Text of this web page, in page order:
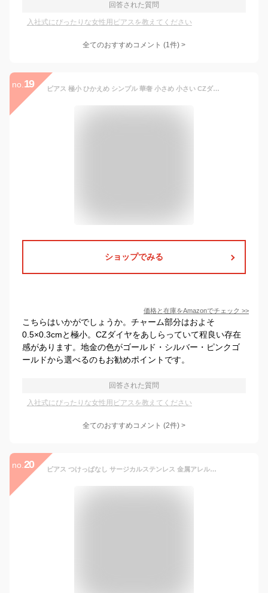
回答された質問
入社式にぴったりな女性用ピアスを教えてください
全てのおすすめコメント (1件) >
no. 19 ピアス 極小 ひかえめ シンプル 華奢 小さめ 小さい CZダイヤ シルバー925 Silver925 金属アレルギー対応 プレゼン (ピンクゴールド)
ショップでみる
価格と在庫をAmazonでチェック >>
こちらはいかがでしょうか。チャーム部分はおよそ
0.5×0.3cmと極小。CZダイヤをあしらっていて程良い存在
感があります。地金の色がゴールド・シルバー・ピンクゴ
ールドから選べるのもお勧めポイントです。
回答された質問
入社式にぴったりな女性用ピアスを教えてください
全てのおすすめコメント (2件) >
no. 20 ピアス つけっぱなし サージカルステンレス 金属アレルギー 2mm 極小 キュービックジルコニア 医療用ステンレス 小さい シンプル 目立たない 小さめ 316l ミニピアス 小ぶり シルバー ゴールド ピンクゴールド 一粒ダイヤ 金アレ 小粒【両耳用・2個売り】【クーポン配布中】